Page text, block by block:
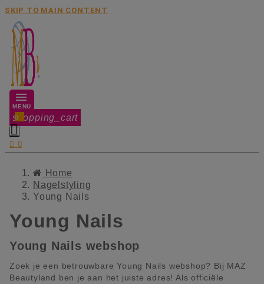
SKIP TO MAIN CONTENT
MENU
shopping_cart
0

 0
Home
Nagelstyling
Young Nails
Young Nails
Young Nails webshop
Zoek je een betrouwbare Young Nails webshop? Bij MAZ
Beautyland ben je aan het juiste adres! Als officiële